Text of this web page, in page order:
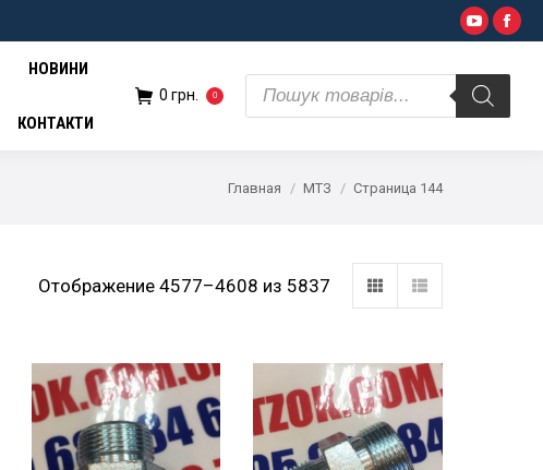
НОВИНИ
КОНТАКТИ
0грн. 0
Поиск
товаров
Главная МТЗ Страница 144
Отображение 4577–4608 из 5837
товаров